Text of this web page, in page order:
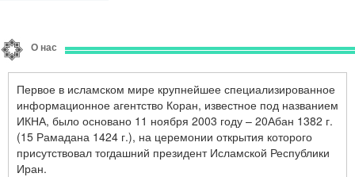
О нас
Первое в исламском мире крупнейшее специализированное
информационное агентство Коран, известное под названием
ИКНА, было основано 11 ноября 2003 году – 20Абан 1382 г.
(15 Рамадана 1424 г.), на церемонии открытия которого
присутствовал тогдашний президент Исламской Республики
Иран.